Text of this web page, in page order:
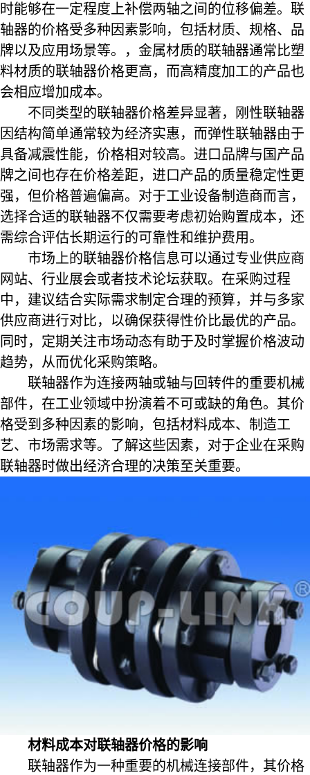
时能够在一定程度上补偿两轴之间的位移偏差。联
轴器的价格受多种因素影响，包括材质、规格、品
牌以及应用场景等。，金属材质的联轴器通常比塑
料材质的联轴器价格更高，而高精度加工的产品也
会相应增加成本。
不同类型的联轴器价格差异显著，刚性联轴器
因结构简单通常较为经济实惠，而弹性联轴器由于
具备减震性能，价格相对较高。进口品牌与国产品
牌之间也存在价格差距，进口产品的质量稳定性更
强，但价格普遍偏高。对于工业设备制造商而言，
选择合适的联轴器不仅需要考虑初始购置成本，还
需综合评估长期运行的可靠性和维护费用。
市场上的联轴器价格信息可以通过专业供应商
网站、行业展会或者技术论坛获取。在采购过程
中，建议结合实际需求制定合理的预算，并与多家
供应商进行对比，以确保获得性价比最优的产品。
同时，定期关注市场动态有助于及时掌握价格波动
趋势，从而优化采购策略。
联轴器作为连接两轴或轴与回转件的重要机械
部件，在工业领域中扮演着不可或缺的角色。其价
格受到多种因素的影响，包括材料成本、制造工
艺、市场需求等。了解这些因素，对于企业在采购
联轴器时做出经济合理的决策至关重要。
材料成本对联轴器价格的影响
联轴器作为一种重要的机械连接部件，其价格